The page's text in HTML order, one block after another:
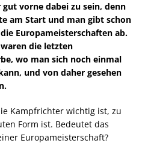
vorne dabei zu sein, denn
am Start und man gibt schon
Europameisterschaften ab.
die letzten
wo man sich noch einmal
und von daher gesehen
Kampfrichter wichtig ist, zu
Form ist. Bedeutet das
Europameisterschaft?